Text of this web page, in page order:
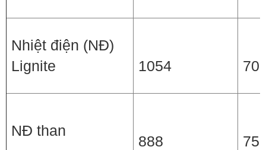
Nhiệt điện (NĐ)
Lignite
1054
NĐ than
888